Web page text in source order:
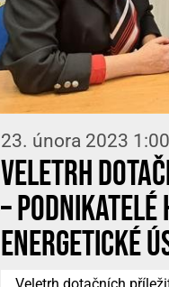
23. února 2023 1:00
Veletrh
–
energetické